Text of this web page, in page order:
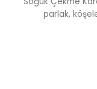
parlak,